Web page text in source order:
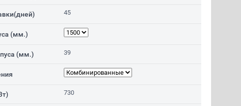
45
(мм.)
(мм.) 39
730